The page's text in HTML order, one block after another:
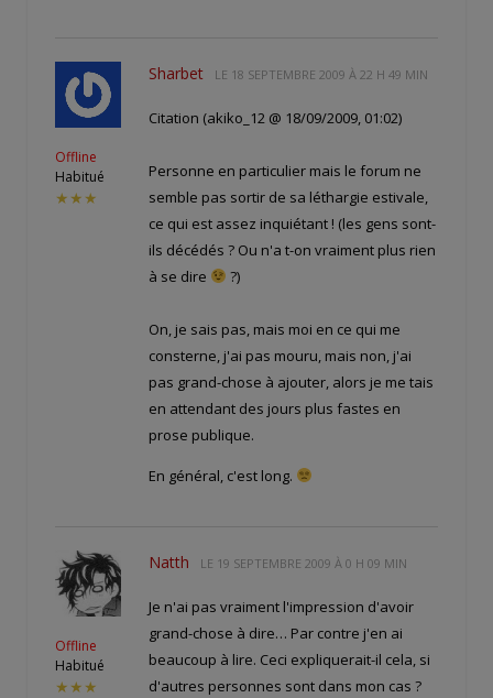
Offline
Habitué
★★★
Sharbet LE 18 SEPTEMBRE 2009 À 22 H 49 MIN
Citation (akiko_12 @ 18/09/2009, 01:02)
Personne en particulier mais le forum ne
semble pas sortir de sa léthargie estivale,
ce qui est assez inquiétant ! (les gens sont-
ils décédés ? Ou n'a t-on vraiment plus rien
à se dire
?)
On, je sais pas, mais moi en ce qui me
consterne, j'ai pas mouru, mais non, j'ai
pas grand-chose à ajouter, alors je me tais
en attendant des jours plus fastes en
prose publique.
En général, c'est long.
Offline
Habitué
★★★
Natth LE 19 SEPTEMBRE 2009 À 0 H 09 MIN
Je n'ai pas vraiment l'impression d'avoir
grand-chose à dire… Par contre j'en ai
beaucoup à lire. Ceci expliquerait-il cela, si
d'autres personnes sont dans mon cas ?